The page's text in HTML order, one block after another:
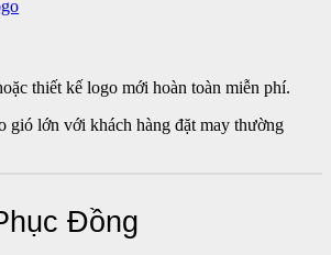
thiết kế logo mới hoàn toàn miễn phí.
gió lớn với khách hàng đặt may thường
Đồng